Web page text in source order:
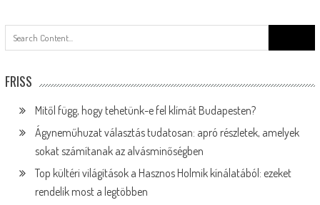
FRISS
Mitől függ, hogy tehetünk-e fel klímát Budapesten?
Ágyneműhuzat választás tudatosan: apró részletek, amelyek
sokat számítanak az alvásminőségben
Top kültéri világítások a Hasznos Holmik kínálatából: ezeket
rendelik most a legtöbben